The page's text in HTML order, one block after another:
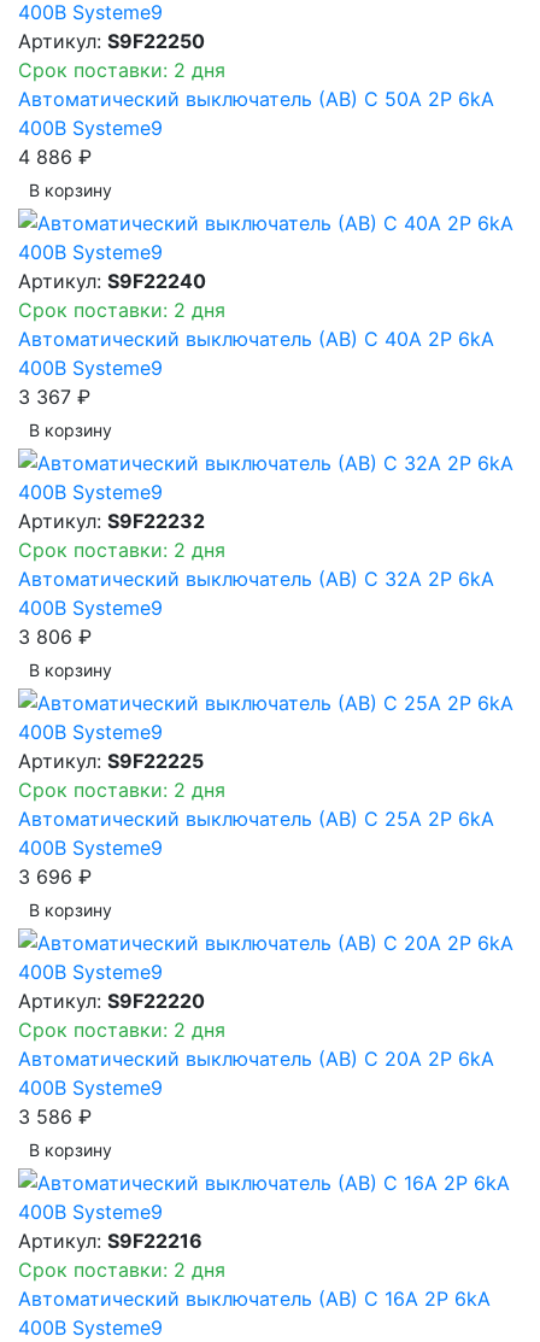
Артикул: S9F22250
Срок поставки: 2 дня
Автоматический выключатель (АВ) C 50A 2P 6kA
400В Systeme9
4 886 ₽
В корзинy
Артикул: S9F22240
Срок поставки: 2 дня
Автоматический выключатель (АВ) C 40A 2P 6kA
400В Systeme9
3 367 ₽
В корзинy
Артикул: S9F22232
Срок поставки: 2 дня
Автоматический выключатель (АВ) C 32A 2P 6kA
400В Systeme9
3 806 ₽
В корзинy
Артикул: S9F22225
Срок поставки: 2 дня
Автоматический выключатель (АВ) C 25A 2P 6kA
400В Systeme9
3 696 ₽
В корзинy
Артикул: S9F22220
Срок поставки: 2 дня
Автоматический выключатель (АВ) C 20A 2P 6kA
400В Systeme9
3 586 ₽
В корзинy
Артикул: S9F22216
Срок поставки: 2 дня
Автоматический выключатель (АВ) C 16A 2P 6kA
400В Systeme9